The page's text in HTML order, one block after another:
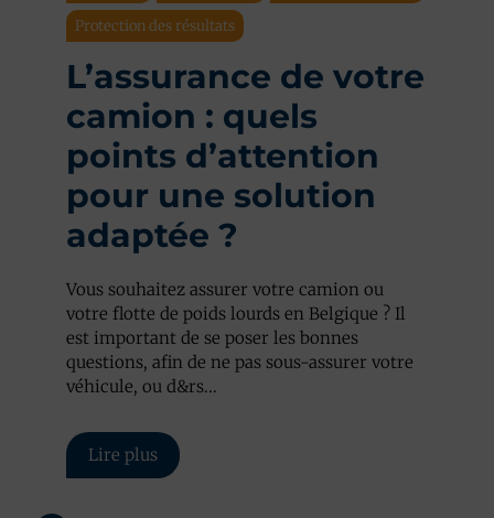
Protection des résultats
L’assurance de votre
camion : quels
points d’attention
pour une solution
adaptée ?
Vous souhaitez assurer votre camion ou
votre flotte de poids lourds en Belgique ? Il
est important de se poser les bonnes
questions, afin de ne pas sous-assurer votre
véhicule, ou d&rs...
Lire plus